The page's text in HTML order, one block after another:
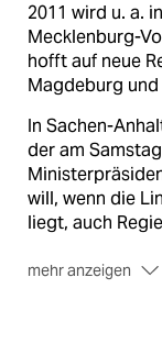
2011 wird u. a.
Mecklenburg-
hofft auf neue
Magdeburg und
In Sachen-
der am
will, wenn die
liegt, auch
mehr anzeigen